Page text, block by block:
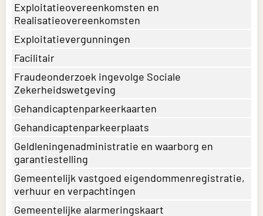
Exploitatieovereenkomsten en
Realisatieovereenkomsten
Exploitatievergunningen
Facilitair
Fraudeonderzoek ingevolge Sociale
Zekerheidswetgeving
Gehandicaptenparkeerkaarten
Gehandicaptenparkeerplaats
Geldleningenadministratie en waarborg en
garantiestelling
Gemeentelijk vastgoed eigendommenregistratie,
verhuur en verpachtingen
Gemeentelijke alarmeringskaart